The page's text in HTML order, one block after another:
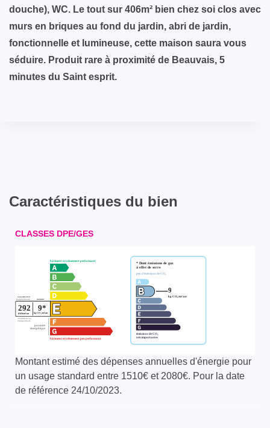
douche), WC. Le tout sur 406m² bien chez soi clos avec
murs en briques au fond du jardin, abri de jardin,
fonctionnelle et lumineuse, cette maison saura vous
séduire. Produit rare à proximité de Beauvais, 5
minutes du Saint esprit.
Caractéristiques du bien
CLASSES DPE/GES
Montant estimé des dépenses annuelles d'énergie pour
un usage standard entre 1510€ et 2080€. Pour la date
de référence 24/10/2023.